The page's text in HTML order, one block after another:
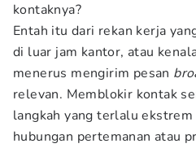
kontaknya?
Entah itu dari rekan kerja
di luar jam kantor, atau
menerus mengirim pesan
relevan. Memblokir kontak
langkah yang terlalu
hubungan pertemanan atau